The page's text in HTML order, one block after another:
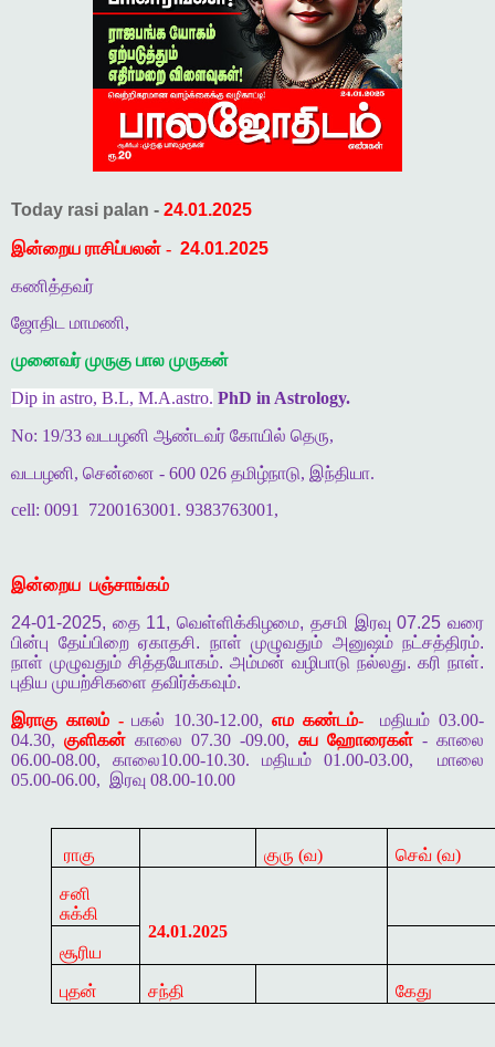
Today rasi palan - 24.01.2025
இன்றைய ராசிப்பலன் - 24.01.2025
கணித்தவர்
ஜோதிட மாமணி,
முனைவர் முருகு பால முருகன்
Dip in astro, B.L, M.A.astro. PhD in Astrology.
No: 19/33 வடபழனி ஆண்டவர் கோயில் தெரு,
வடபழனி, சென்னை - 600 026 தமிழ்நாடு, இந்தியா.
cell: 0091 7200163001. 9383763001,
இன்றைய பஞ்சாங்கம்
24-01-2025, தை11,வெள்ளிக்கிழமை, தசமி இரவு 07.25வரை
பின்பு தேய்பிறை ஏகாதசி. நாள் முழுவதும் அனுஷம் நட்சத்திரம்.
நாள் முழுவதும் சித்தயோகம். அம்மன் வழிபாடு நல்லது. கரி நாள்.
புதிய முயற்சிகளை தவிர்க்கவும்.
இராகு காலம் -பகல் 10.30-12.00, எம கண்டம்-
மதியம் 03.00-
04.30, குளிகன் காலை 07.30 -09.00, சுப ஹோரைகள் - காலை
06.00-08.00, காலை10.00-10.30. மதியம் 01.00-03.00,
மாலை
05.00-06.00, இரவு 08.00-10.00
ராகு குரு (வ) செவ் (வ)
சனி
சுக்கி
24.01.2025
சூரிய
புதன் சந்தி கேது